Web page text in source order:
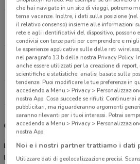
Via Pentelete, 64 Ottaviano
12.3 km
CHIUSO
Via Pietro Nenni, 59 Mugnano
13 km
CHIUSO
Gli sconti del nuovo volantino
Lidl è presente in vari punti della città: lo
Delle Puglie 282 Napoli, Via Padula - Via
che hai navigato in un sito di viaggi, potremo
tema vacanze. Inoltre, i dati sulla posizione
il relativo consenso) insieme alle informazioni
rete e agli identificativi del dispositivo, possono
condivisi con terze parti per comprendere e
le esperienze applicative sulle delle reti
nel paragrafo 13.b della nostra Privacy Policy.
anche essere utilizzati per la creazione di
scientifiche e statistiche, analisi basate sulla
tendenze. Puoi modificare le tue preferenze in
accedendo a Menu > Privacy >
nostra App. Cosa succede se rifiuti: Continuerai
pubblicitari, ma riguarderanno argomenti
saranno rilevanti per i tuoi interessi. Potrai
accedendo a Menu > Privacy >
nostra App.
Noi e i nostri partner trattiamo i dati
Utilizzare dati di geolocalizzazione precisi.